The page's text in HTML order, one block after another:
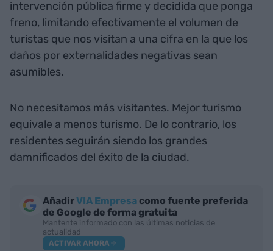
intervención pública firme y decidida que ponga
freno, limitando efectivamente el volumen de
turistas que nos visitan a una cifra en la que los
daños por externalidades negativas sean
asumibles.
No necesitamos más visitantes. Mejor turismo
equivale a menos turismo. De lo contrario, los
residentes seguirán siendo los grandes
damnificados del éxito de la ciudad.
AñadirVIA Empresa como fuente preferida
de Google de forma gratuita
Mantente informado con las últimas noticias de
actualidad
ACTIVAR AHORA